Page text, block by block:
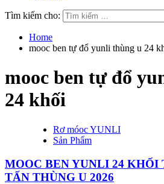
Tìm kiếm cho:
Home
mooc ben tự đổ yunli thùng u 24
mooc ben tự đổ
24 khối
Rơ móoc YUNLI
Sản Phẩm
MOOC BEN YUNLI 24 KHỐI
TẤN THÙNG U 2026